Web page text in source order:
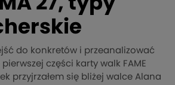
do konkretów i przeanalizować
części karty walk FAME
przyjrzałem się bliżej walce Alana